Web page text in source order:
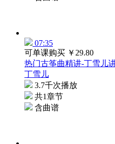
07:35
可单课购买 ￥29.80
热门古筝曲精讲-丁雪儿
丁雪儿
3.7千次播放
共1章节
含曲谱